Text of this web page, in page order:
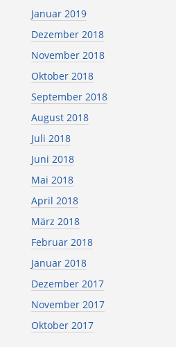
Januar 2019
Dezember 2018
November 2018
Oktober 2018
September 2018
August 2018
Juli 2018
Juni 2018
Mai 2018
April 2018
März 2018
Februar 2018
Januar 2018
Dezember 2017
November 2017
Oktober 2017